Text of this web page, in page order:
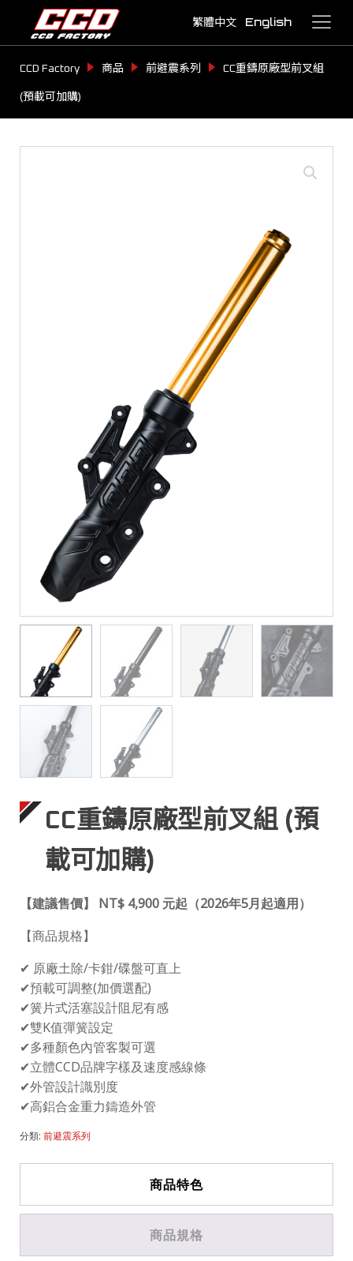
繁體中文 English
CCD Factory 商品 前避震系列 CC重鑄原廠型前叉組
(預載可加購)
CC重鑄原廠型前叉組 (預
載可加購)
【建議售價】 NT$ 4,900 元起（2026年5月起適用）
【商品規格】
✔ 原廠土除/卡鉗/碟盤可直上
✔預載可調整(加價選配)
✔簧片式活塞設計阻尼有感
✔雙K值彈簧設定
✔多種顏色內管客製可選
✔立體CCD品牌字樣及速度感線條
✔外管設計識別度
✔高鋁合金重力鑄造外管
分類: 前避震系列
商品特色
商品規格